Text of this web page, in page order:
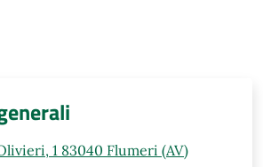
1 83040 Flumeri (AV)